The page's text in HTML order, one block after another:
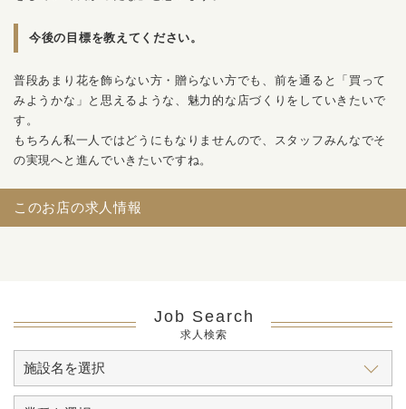
今後の目標を教えてください。
普段あまり花を飾らない方・贈らない方でも、前を通ると「買って
みようかな」と思えるような、魅力的な店づくりをしていきたいで
す。
もちろん私一人ではどうにもなりませんので、スタッフみんなでそ
の実現へと進んでいきたいですね。
このお店の求人情報
Job Search
求人検索